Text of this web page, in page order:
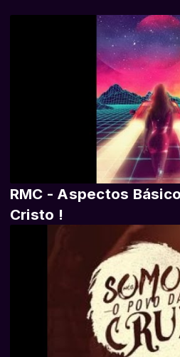
RMC - Aspectos
Cristo !